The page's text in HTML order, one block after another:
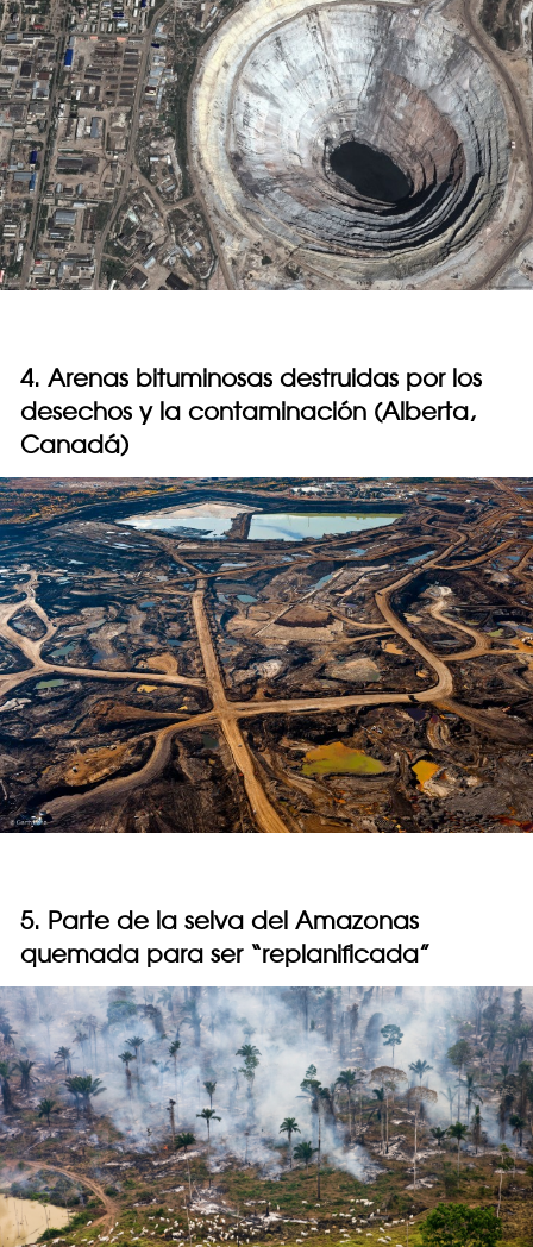
4. Arenas bituminosas destruidas por los
desechos y la contaminación (Alberta,
Canadá)
5. Parte de la selva del Amazonas
quemada para ser “replanificada”